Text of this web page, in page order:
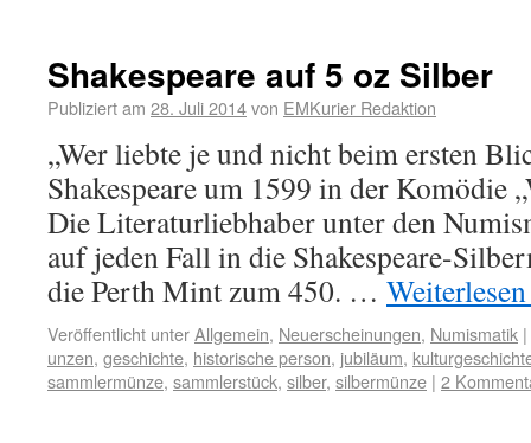
Shakespeare auf 5 oz Silber
Publiziert am 28. Juli 2014von EMKurier Redaktion
„Wer liebte je und nicht beim ersten
Shakespeare um 1599 in der Komödie
Die Literaturliebhaber unter den
auf jeden Fall in die Shakespeare-
die Perth Mint zum 450. …
Veröffentlicht unterAllgemein, Neuerscheinungen, Numismatik |
unzen, geschichte, historische person, jubiläum,
sammlermünze, sammlerstück, silber, silbermünze | 2